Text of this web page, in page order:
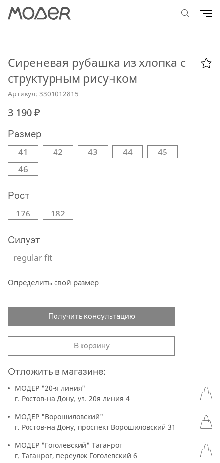
Сиреневая рубашка из хлопка с
структурным рисунком
Артикул: 3301012815
3 190 ₽
Размер
41 42 43 44
45
46
Рост
176 182
Силуэт
regular fit
Определить свой размер
Получить консультацию
В корзину
Отложить в магазине:
МОДЕР "20-я линия"
г. Ростов-на Дону, ул. 20я линия 4
МОДЕР "Ворошиловский"
г. Ростов-на Дону, проспект Ворошиловский 31
МОДЕР "Гоголевский" Таганрог
г. Таганрог, переулок Гоголевский 6